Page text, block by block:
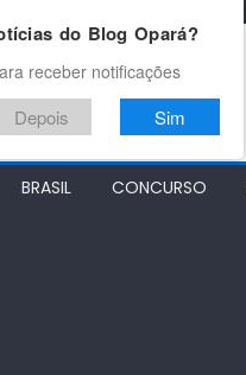
BRASIL CONCURSO
do Blog Opará?
receber notificações
Depois Sim